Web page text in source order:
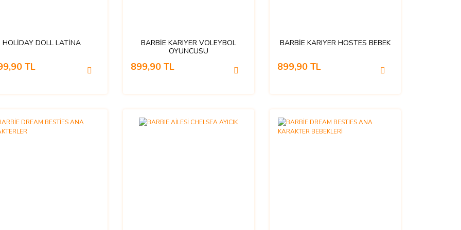
HOLİDAY DOLL LATİNA
TL
BARBİE KARIYER VOLEYBOL
OYUNCUSU
899,90 TL
BARBİE KARIYER HOSTES BEBEK
899,90 TL